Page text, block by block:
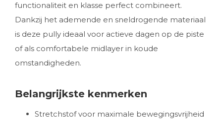
functionaliteit en klasse perfect combineert.
Dankzij het ademende en sneldrogende materiaal
is deze pully ideaal voor actieve dagen op de piste
of als comfortabele midlayer in koude
omstandigheden.
Belangrijkste kenmerken
Stretchstof voor maximale bewegingsvrijheid